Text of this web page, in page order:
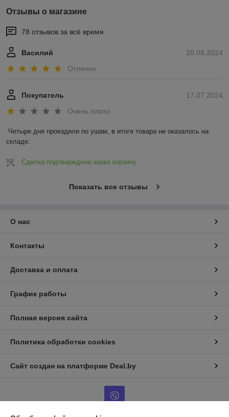
Отзывы о магазине
78 отзывов за всё время
20.08.2024
Василий
Отлично
17.07.2024
Покупатель
Очень плохо
Четыре дня проездили по ушам, в итоге товара не оказалось на
складе.
Сделка подтверждена через корзину
Показать все отзывы
О нас
Контакты
Доставка и оплата
График работы
Полная версия сайта
Политика обработки cookies
Сайт создан на платформе Deal.by